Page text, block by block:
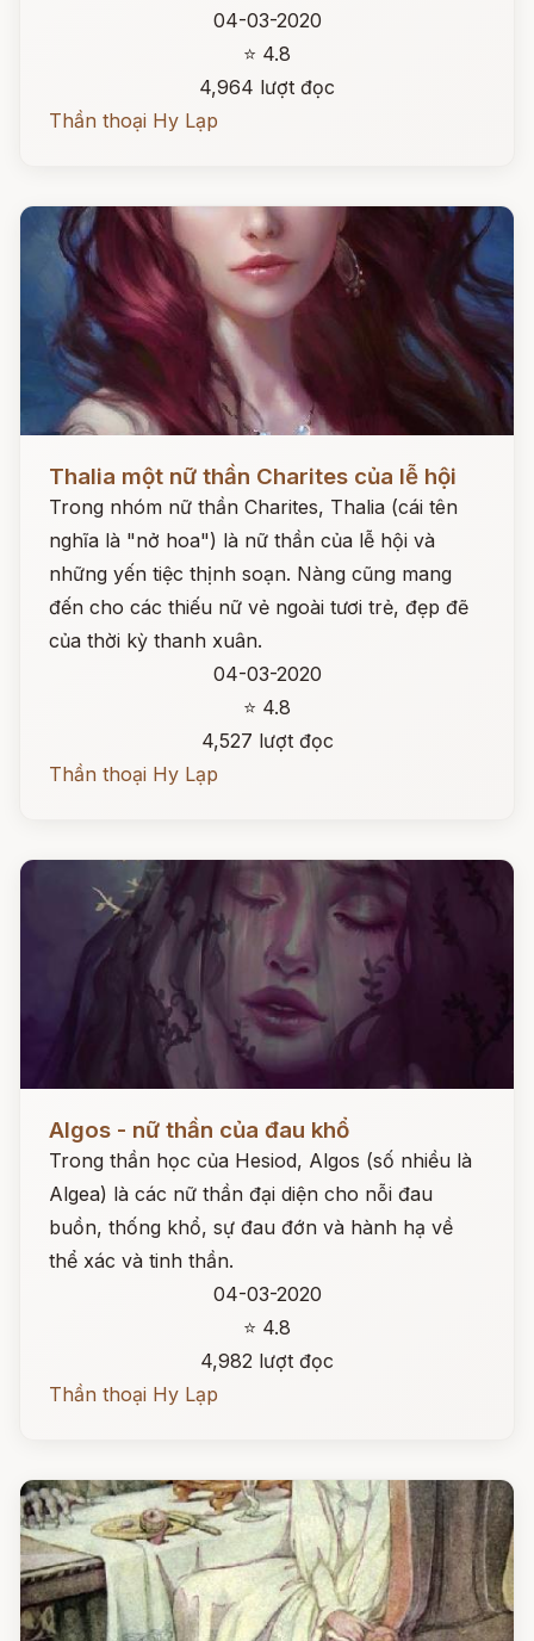
04-03-2020
⭐ 4.8
4,964 lượt đọc
Thần thoại Hy Lạp
Thalia một nữ thần Charites của lễ hội
Trong nhóm nữ thần Charites, Thalia (cái tên
nghĩa là "nở hoa") là nữ thần của lễ hội và
những yến tiệc thịnh soạn. Nàng cũng mang
đến cho các thiếu nữ vẻ ngoài tươi trẻ, đẹp đẽ
của thời kỳ thanh xuân.
04-03-2020
⭐ 4.8
4,527 lượt đọc
Thần thoại Hy Lạp
Algos - nữ thần của đau khổ
Trong thần học của Hesiod, Algos (số nhiều là
Algea) là các nữ thần đại diện cho nỗi đau
buồn, thống khổ, sự đau đớn và hành hạ về
thể xác và tinh thần.
04-03-2020
⭐ 4.8
4,982 lượt đọc
Thần thoại Hy Lạp